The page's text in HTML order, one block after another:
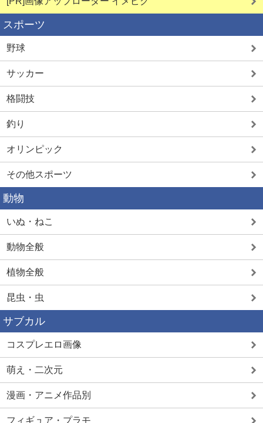
スポーツ
野球
サッカー
格闘技
釣り
オリンピック
その他スポーツ
動物
いぬ・ねこ
動物全般
植物全般
昆虫・虫
サブカル
コスプレエロ画像
萌え・二次元
漫画・アニメ作品別
フィギュア・プラモ